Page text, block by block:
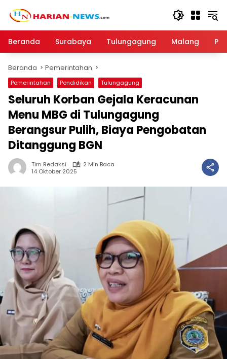
Beranda
Surabaya Tulungagung Malang
Beranda Pemerintahan
Pemerintahan Pendidikan Tulungagung
Seluruh Korban Gejala Keracunan
Menu MBG di Tulungagung
Berangsur Pulih, Biaya Pengobatan
Ditanggung BGN
Tim Redaksi
2 Min Baca
14 Oktober 2025